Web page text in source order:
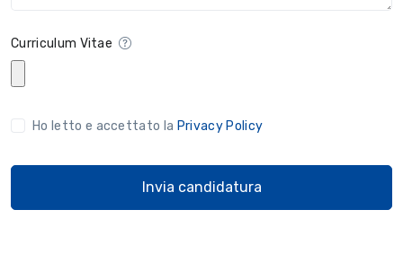
Curriculum Vitae
Ho letto e accettato la Privacy Policy
Invia candidatura